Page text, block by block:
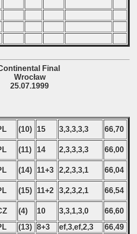
Final
Wrocław
25.07.1999
(10) 15 3,3,3,3,3
66,70
(11) 14 2,3,3,3,3
66,00
(14) 11+3 2,2,3,3,1
66,04
(15) 11+2 3,2,3,2,1
66,54
(4) 10 3,3,1,3,0
66,60
(13) 8+3 ef,3,ef,2,3
66,49